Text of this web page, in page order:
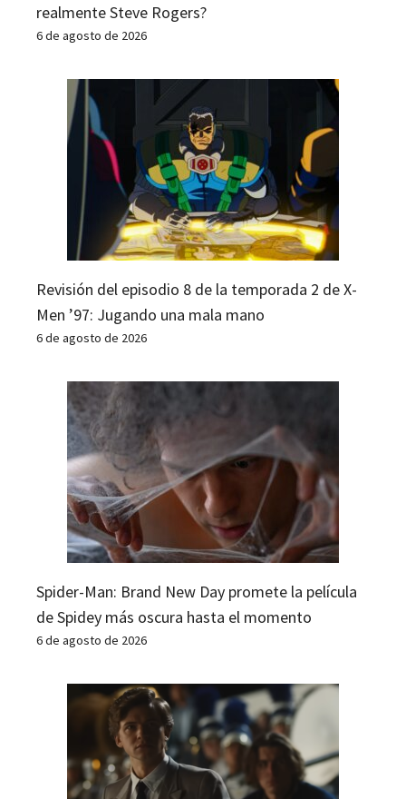
realmente Steve Rogers?
6 de agosto de 2026
Revisión del episodio 8 de la temporada 2 de X-
Men ’97: Jugando una mala mano
6 de agosto de 2026
Spider-Man: Brand New Day promete la película
de Spidey más oscura hasta el momento
6 de agosto de 2026